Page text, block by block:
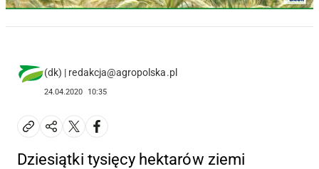
(dk) | redakcja@agropolska.pl
24.04.2020 10:35
Dziesiątki tysięcy hektarów ziemi